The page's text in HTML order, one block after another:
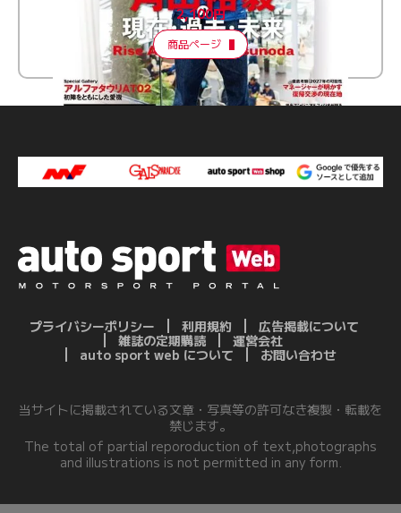
2,100円
商品ページ
プライバシーポリシー 利用規約
広告掲載について
雑誌の定期購読
運営会社
auto sport web について
お問い合わせ
当サイトに掲載されている文章・写真等の許可なき複製・転載を
禁じます。
The total of partial reporoduction of text,photographs
and illustrations is not permitted in any form.